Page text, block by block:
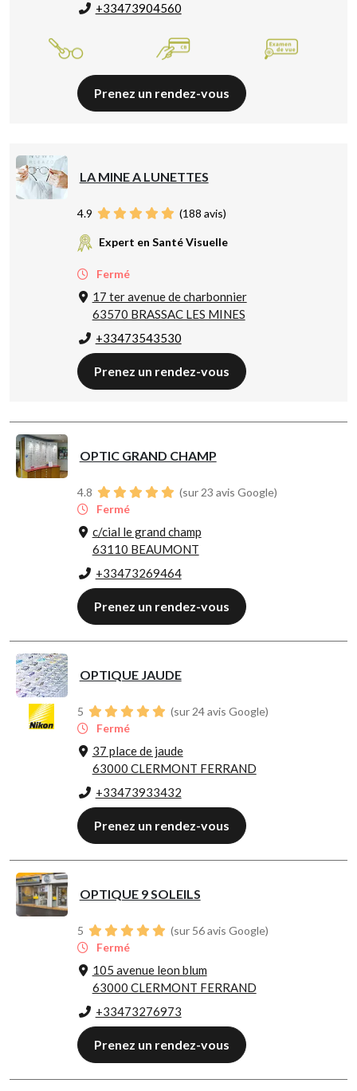
+33473904560
Prenez un rendez-vous
LA MINE A LUNETTES
4.9 (188 avis)
Expert en Santé Visuelle
Fermé
17 ter avenue de charbonnier
63570 BRASSAC LES MINES
+33473543530
Prenez un rendez-vous
OPTIC GRAND CHAMP
4.8
(sur 23 avis Google)
Fermé
c/cial le grand champ
63110 BEAUMONT
+33473269464
Prenez un rendez-vous
OPTIQUE JAUDE
5
(sur 24 avis Google)
Fermé
37 place de jaude
63000 CLERMONT FERRAND
+33473933432
Prenez un rendez-vous
OPTIQUE 9 SOLEILS
5
(sur 56 avis Google)
Fermé
105 avenue leon blum
63000 CLERMONT FERRAND
+33473276973
Prenez un rendez-vous